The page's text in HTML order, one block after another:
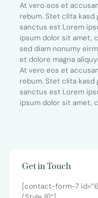
At vero eos et
rebum. Stet clita kasd
sanctus est Lorem
ipsum dolor sit amet,
sed diam nonumy
et dolore magna
At vero eos et
rebum. Stet clita kasd
sanctus est Lorem
ipsum dolor sit amet,
Get in Touch
[contact-form-7